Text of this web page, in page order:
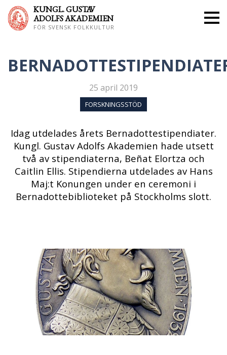
KUNGL. GUSTAV
ADOLFS AKADEMIEN
FÖR SVENSK FOLKKULTUR
25 april 2019
FORSKNINGSSTÖD
Idag utdelades årets Bernadottestipendiater.
Kungl. Gustav Adolfs Akademien hade utsett
två av stipendiaterna, Beñat Elortza och
Caitlin Ellis. Stipendierna utdelades av Hans
Maj:t Konungen under en ceremoni i
Bernadottebiblioteket på Stockholms slott.